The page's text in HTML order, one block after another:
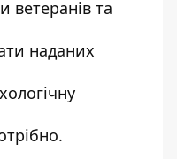
ветеранів та
наданих